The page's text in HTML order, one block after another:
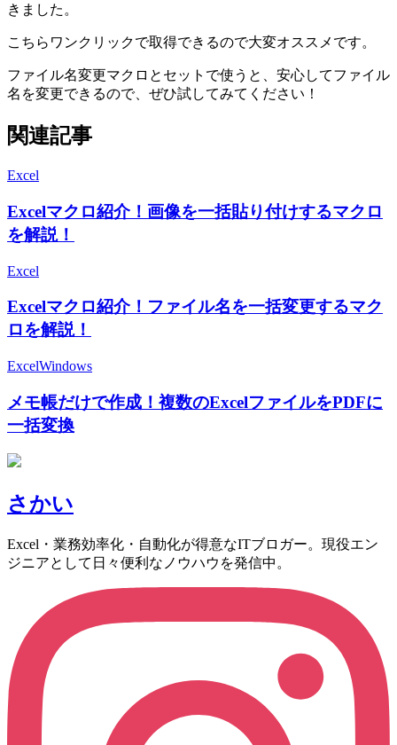
きました。
こちらワンクリックで取得できるので大変オススメです。
ファイル名変更マクロとセットで使うと、安心してファイル
名を変更できるので、ぜひ試してみてください！
関連記事
Excel
Excelマクロ紹介！画像を一括貼り付けするマクロ
を解説！
Excel
Excelマクロ紹介！ファイル名を一括変更するマク
ロを解説！
ExcelWindows
メモ帳だけで作成！複数のExcelファイルをPDFに
一括変換
さかい
Excel・業務効率化・自動化が得意なITブロガー。現役エン
ジニアとして日々便利なノウハウを発信中。